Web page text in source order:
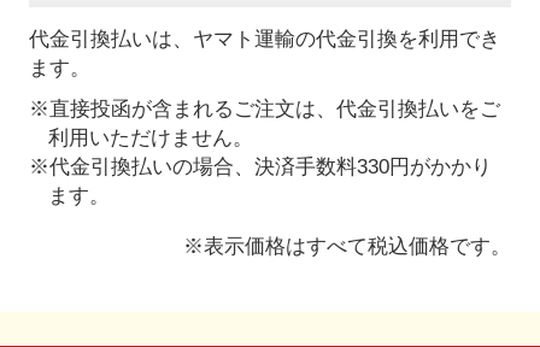
代金引換払いは、ヤマト運輸の代金引換を利用でき
ます。
※直接投函が含まれるご注文は、代金引換払いをご
利用いただけません。
※代金引換払いの場合、決済手数料330円がかかり
ます。
※表示価格はすべて税込価格です。